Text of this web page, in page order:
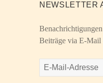
NEWSLETTER
Beiträge via E-Mail
E-
Mail-